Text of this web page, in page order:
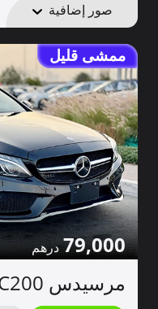
صور إضافية
ممشى قليل
79,000
مرسيدس C200 للبيع